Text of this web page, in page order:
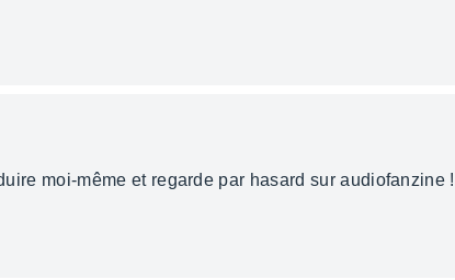
moi-même et regarde par hasard sur audiofanzine !